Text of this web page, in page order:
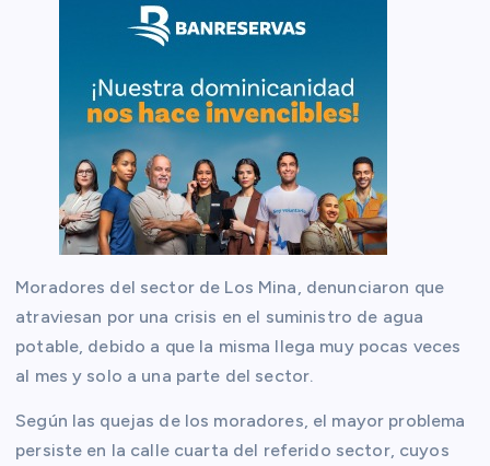
Moradores del sector de Los Mina, denunciaron que
atraviesan por una crisis en el suministro de agua
potable, debido a que la misma llega muy pocas veces
al mes y solo a una parte del sector.
Según las quejas de los moradores, el mayor problema
persiste en la calle cuarta del referido sector, cuyos